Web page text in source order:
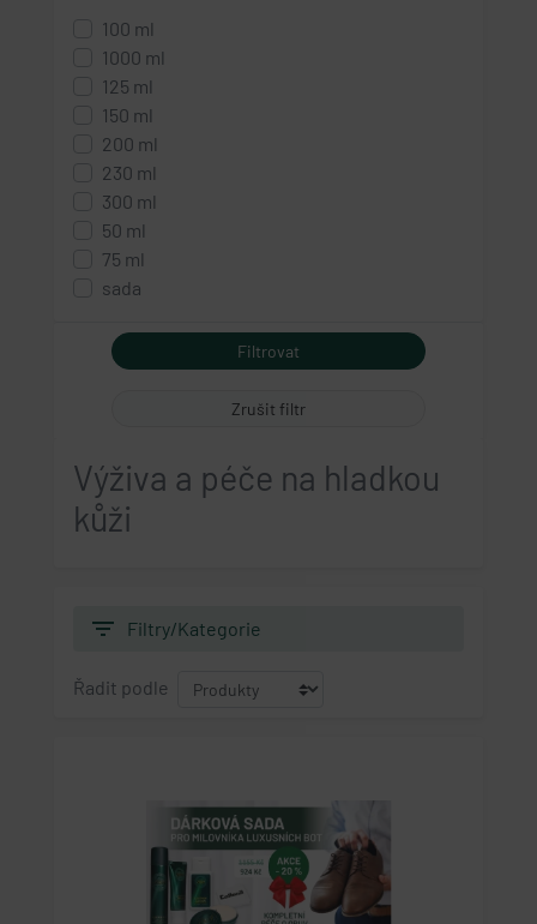
100 ml
1000 ml
125 ml
150 ml
200 ml
230 ml
300 ml
50 ml
75 ml
sada
Zrušit filtr
Výživa a péče na hladkou
kůži
filter_list Filtry/Kategorie
Řadit podle